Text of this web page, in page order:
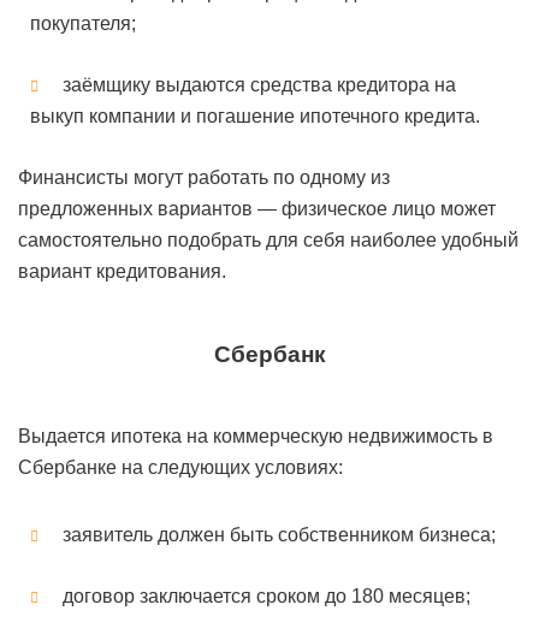
покупателя;
заёмщику выдаются средства кредитора на
выкуп компании и погашение ипотечного кредита.
Финансисты могут работать по одному из
предложенных вариантов — физическое лицо может
самостоятельно подобрать для себя наиболее удобный
вариант кредитования.
Сбербанк
Выдается ипотека на коммерческую недвижимость в
Сбербанке на следующих условиях:
заявитель должен быть собственником бизнеса;
договор заключается сроком до 180 месяцев;